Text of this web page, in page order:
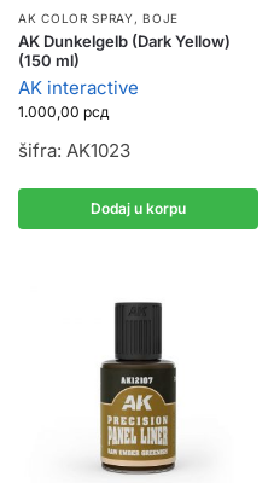
AK COLOR SPRAY ,BOJE
AK Dunkelgelb (Dark Yellow)
(150 ml)
AK interactive
1.000,00 рсд
šifra: AK1023
Dodaj u korpu